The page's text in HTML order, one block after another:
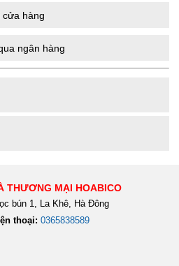
hàng
ngân hàng
THƯƠNG MẠI HOABICO
bún 1, La Khê, Hà Đông
thoại: 0365838589